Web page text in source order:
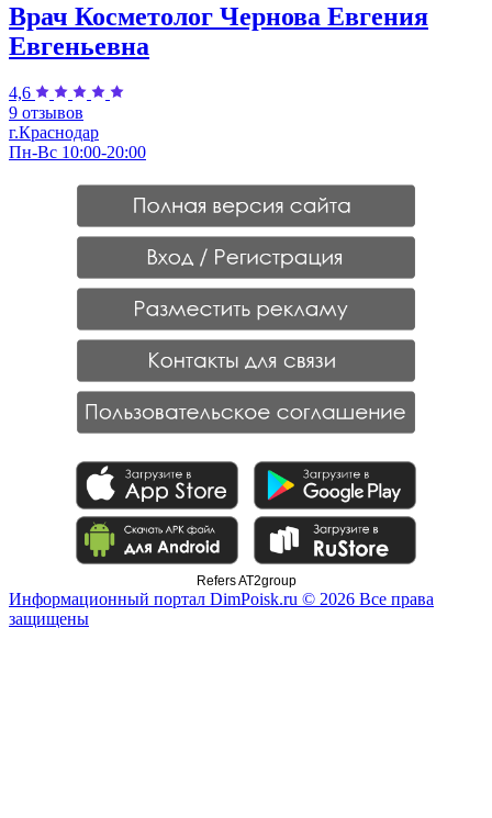
Врач Косметолог Чернова Евгения
Евгеньевна
4,6
9 отзывов
г.Краснодар
Пн-Вс 10:00-20:00
Refers AT2group
Информационный портал DimPoisk.ru © 2026 Все права
защищены